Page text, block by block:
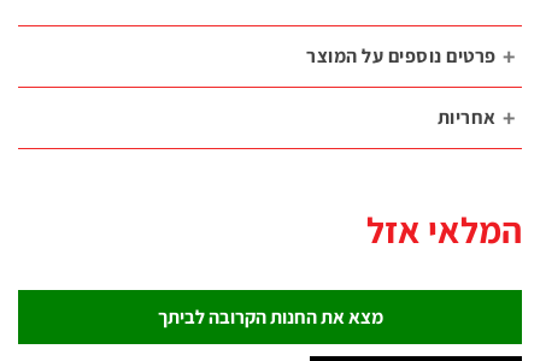
נוספים על המוצר
אזל
מצא את החנות הקרובה לביתך